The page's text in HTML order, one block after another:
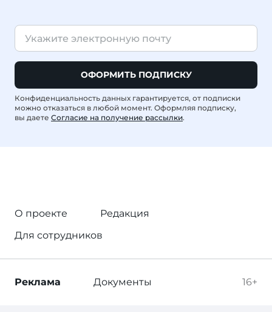
ОФОРМИТЬ ПОДПИСКУ
Конфиденциальность данных гарантируется, от подписки
можно отказаться в любой момент. Оформляя подписку,
вы даете Согласие на получение рассылки.
О проекте
Редакция
Для сотрудников
16+
Реклама Документы